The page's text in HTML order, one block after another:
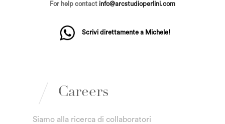
For help contact info@arcstudioperlini.com
Scrivi direttamente a Michele!
Careers
Siamo alla ricerca di collaboratori